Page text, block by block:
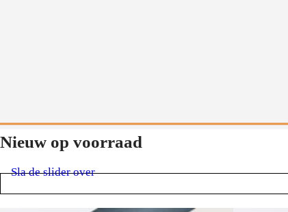
Nieuw op voorraad
Sla de slider over